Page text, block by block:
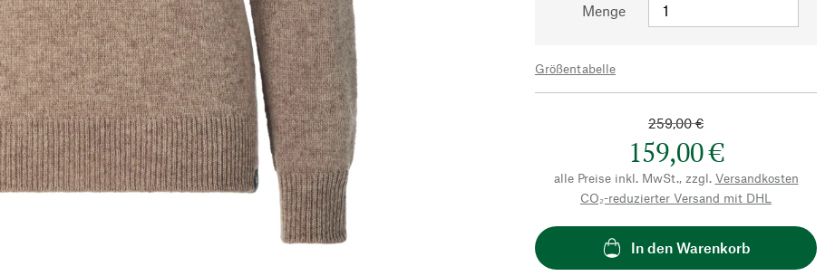
Menge
Größentabelle
259,00 €
159,00 €
alle Preise inkl. MwSt., zzgl. Versandkosten
CO₂-reduzierter Versand mit DHL
In den Warenkorb